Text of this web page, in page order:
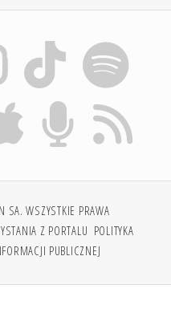
WSZYSTKIE PRAWA
Z PORTALU POLITYKA
PUBLICZNEJ